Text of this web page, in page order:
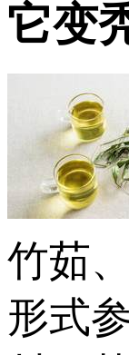
它变
竹茹
形式